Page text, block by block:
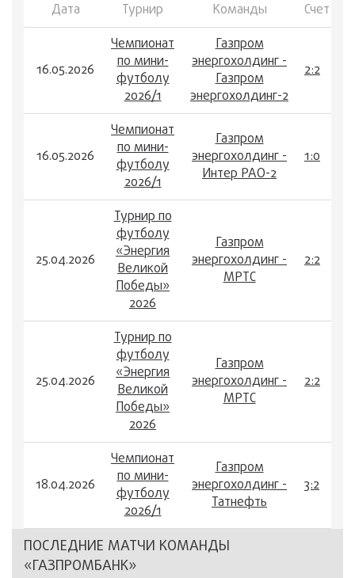
Дата Турнир Команды Счет
16.05.2026
Чемпионат
по мини-
футболу
2026/1
Газпром
энергохолдинг -
Газпром
энергохолдинг-2
2:2
16.05.2026
Чемпионат
по мини-
футболу
2026/1
Газпром
энергохолдинг -
Интер РАО-2
1:0
25.04.2026
Турнир по
футболу
«Энергия
Великой
Победы»
2026
Газпром
энергохолдинг -
МРТС
2:2
25.04.2026
Турнир по
футболу
«Энергия
Великой
Победы»
2026
Газпром
энергохолдинг -
МРТС
2:2
18.04.2026
Чемпионат
по мини-
футболу
2026/1
Газпром
энергохолдинг -
Татнефть
3:2
ПОСЛЕДНИЕ МАТЧИ КОМАНДЫ
«ГАЗПРОМБАНК»